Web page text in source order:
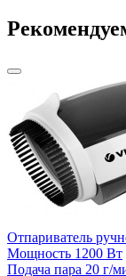
Отпариватель
Мощность 1200 Вт
Подача пара 20 г/